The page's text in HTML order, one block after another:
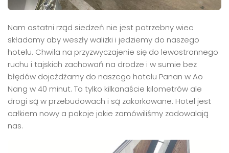
Nam ostatni rząd siedzeń nie jest potrzebny wiec
składamy aby weszły walizki i jedziemy do naszego
hotelu. Chwila na przyzwyczajenie się do lewostronnego
ruchu i tajskich zachowań na drodze i w sumie bez
błędów dojeżdżamy do naszego hotelu Panan w Ao
Nang w 40 minut. To tylko kilkanaście kilometrów ale
drogi są w przebudowach i są zakorkowane. Hotel jest
całkiem nowy a pokoje jakie zamówiliśmy zadowalają
nas.